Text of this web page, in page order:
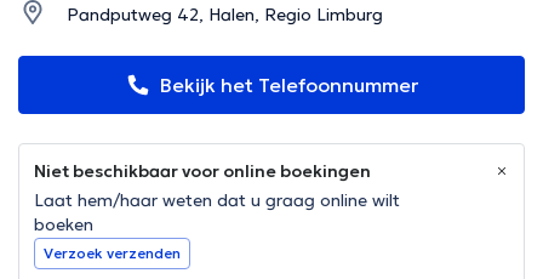
Pandputweg 42, Halen, Regio Limburg
Bekijk het Telefoonnummer
Niet beschikbaar voor online boekingen
Laat hem/haar weten dat u graag online wilt
boeken
Verzoek verzenden